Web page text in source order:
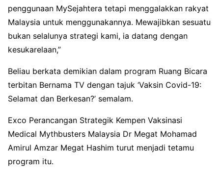
penggunaan MySejahtera tetapi menggalakkan rakyat
Malaysia untuk menggunakannya. Mewajibkan sesuatu
bukan selalunya strategi kami, ia datang dengan
kesukarelaan,”
Beliau berkata demikian dalam program Ruang Bicara
terbitan Bernama TV dengan tajuk ‘Vaksin Covid-19:
Selamat dan Berkesan?’ semalam.
Exco Perancangan Strategik Kempen Vaksinasi
Medical Mythbusters Malaysia Dr Megat Mohamad
Amirul Amzar Megat Hashim turut menjadi tetamu
program itu.